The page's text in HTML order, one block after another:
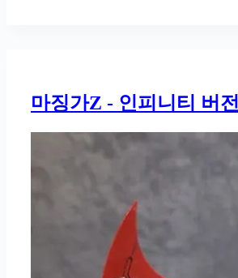
마징가Z - 인피니티 버전